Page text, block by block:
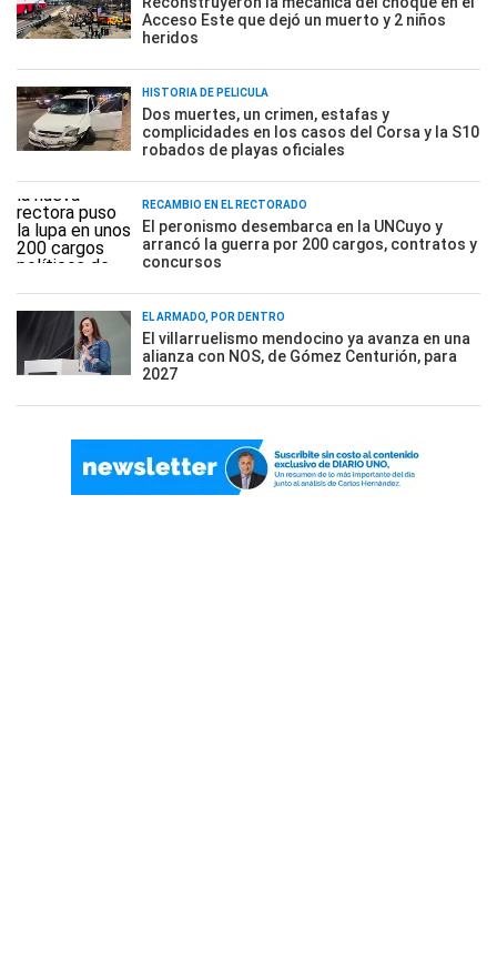
Acceso Este que dejó un muerto y 2 niños
heridos
HISTORIA DE PELÍCULA
Dos muertes, un crimen, estafas y
complicidades en los casos del Corsa y la S10
robados de playas oficiales
RECAMBIO EN EL RECTORADO
El peronismo desembarca en la UNCuyo y
arrancó la guerra por 200 cargos, contratos y
concursos
EL ARMADO, POR DENTRO
El villarruelismo mendocino ya avanza en una
alianza con NOS, de Gómez Centurión, para
2027